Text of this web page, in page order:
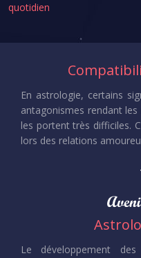
quotidien
En astrologie, certains
antagonismes rendant
les portent très difficiles.
lors des relations
Le développement